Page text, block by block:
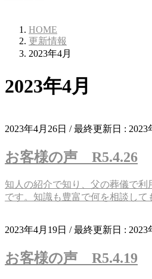
HOME
更新情報
2023年4月
2023年4月
2023年4月26日 / 最終更新日 : 2023
お客様の声 R5.4.26
知人の紹介で知り、父の葬儀で
です。知識も豊富で何を相談し
2023年4月19日 / 最終更新日 : 2023
お客様の声 R5.4.19